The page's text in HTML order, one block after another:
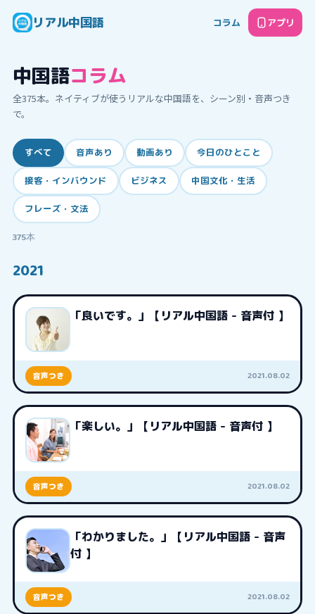
リアル中国語 コラム アプリ
中国語コラム
全375本。ネイティブが使うリアルな中国語を、シーン別・音声つき
で。
すべて 音声あり 動画あり 今日のひとこと
接客・インバウンド ビジネス 中国文化・生活
フレーズ・文法
375本
2021
「良いです。」【リアル中国語 - 音声付 】
音声つき 2021.08.02
「楽しい。」【リアル中国語 - 音声付 】
音声つき 2021.08.02
「わかりました。」【リアル中国語 - 音声
付 】
音声つき 2021.08.02